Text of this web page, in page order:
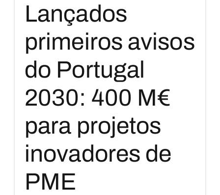
Lançados
primeiros avisos
do Portugal
2030: 400 M€
para projetos
inovadores de
PME